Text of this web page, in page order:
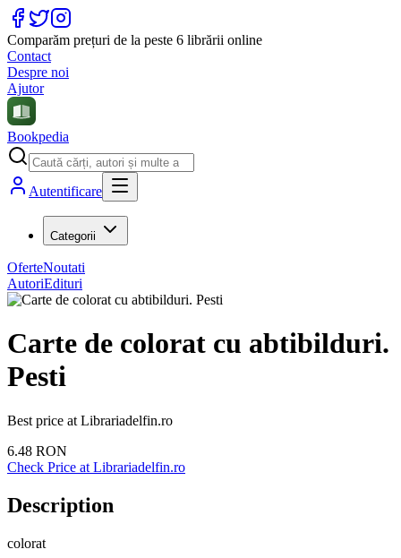
Comparăm prețuri de la peste 6 librării online
Contact
Despre noi
Ajutor
Bookpedia
Autentificare
Categorii
OferteNoutati
AutoriEdituri
Carte de colorat cu abtibilduri.
Pesti
Best price at Librariadelfin.ro
6.48 RON
Check Price at Librariadelfin.ro
Description
colorat